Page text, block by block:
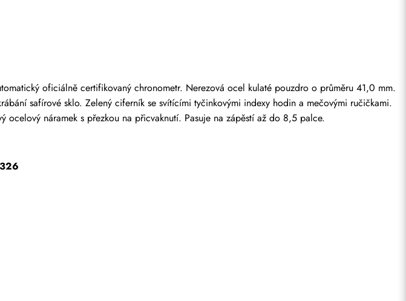
oficiálně certifikovaný chronometr. Nerezová ocel kulaté pouzdro o průměru 41,0 mm.
safírové sklo. Zelený ciferník se svítícími tyčinkovými indexy hodin a mečovými ručičkami.
ocelový náramek s přezkou na přicvaknutí. Pasuje na zápěstí až do 8,5 palce.